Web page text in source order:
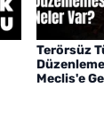
Terörsüz
Meclis'e